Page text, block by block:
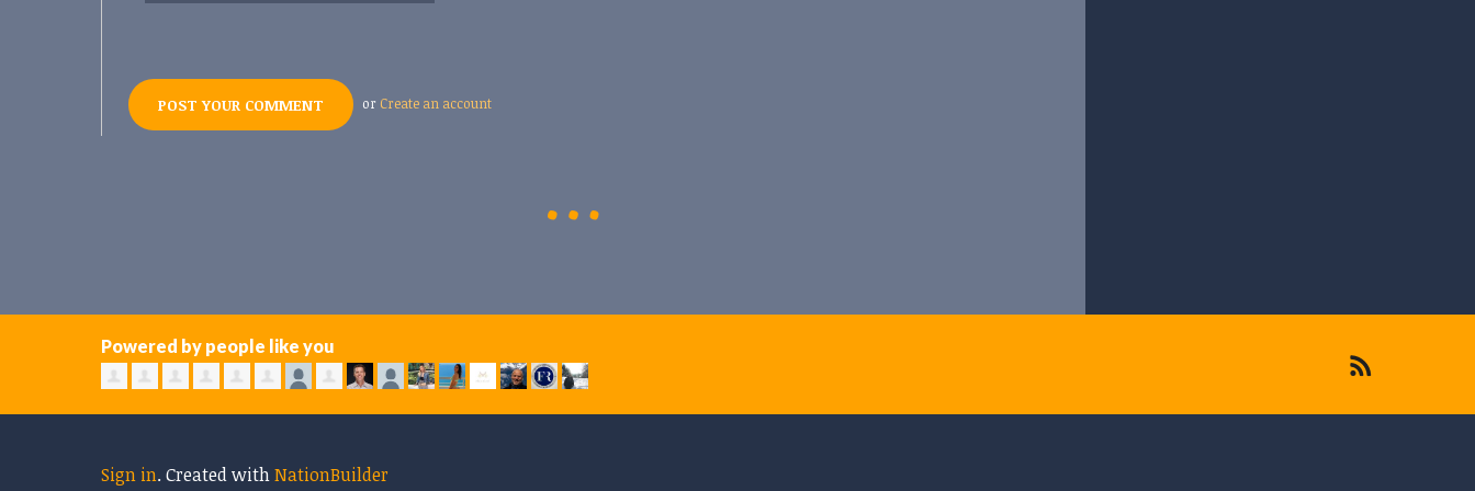
or Create an account
Powered by people like you
Sign in.Created withNationBuilder